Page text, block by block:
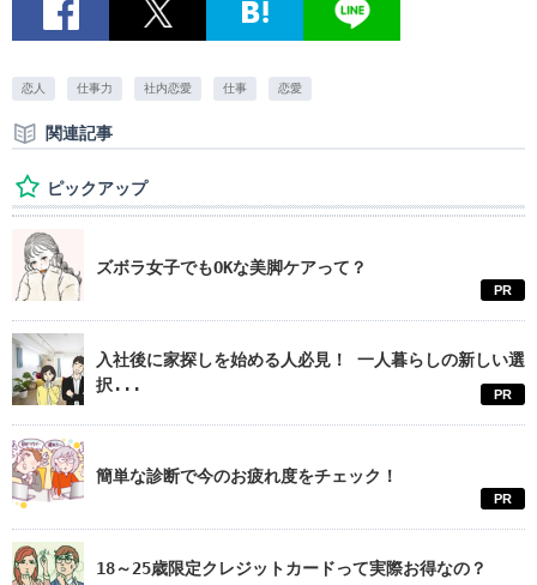
恋人 仕事力 社内恋愛 仕事 恋愛
関連記事
ピックアップ
ズボラ女子でもOKな美脚ケアって？
PR
入社後に家探しを始める人必見！ 一人暮らしの新しい選
択...
PR
簡単な診断で今のお疲れ度をチェック！
PR
18～25歳限定クレジットカードって実際お得なの？